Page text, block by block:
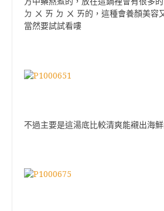
ㄉ ㄨ ㄞ ㄉ ㄨ ㄞ的，這種會養顏美容
當然要試試看嘍
不過主要是這湯底比較清爽能襯出海